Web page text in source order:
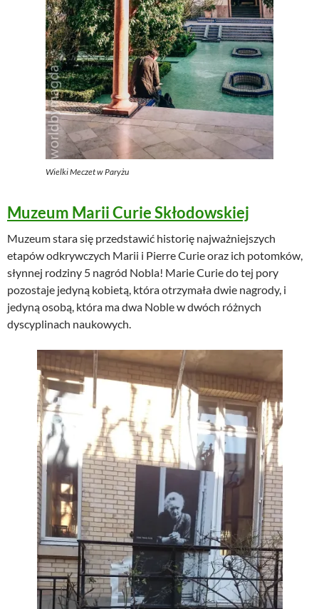
Wielki Meczet w Paryżu
Muzeum Marii Curie Skłodowskiej
Muzeum stara się przedstawić historię najważniejszych
etapów odkrywczych Marii i Pierre Curie oraz ich potomków,
słynnej rodziny 5 nagród Nobla! Marie Curie do tej pory
pozostaje jedyną kobietą, która otrzymała dwie nagrody, i
jedyną osobą, która ma dwa Noble w dwóch różnych
dyscyplinach naukowych.